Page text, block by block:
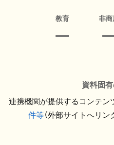
教育 非商
資料固
連携機関が提供するコンテン
件等（外部サイトへリン